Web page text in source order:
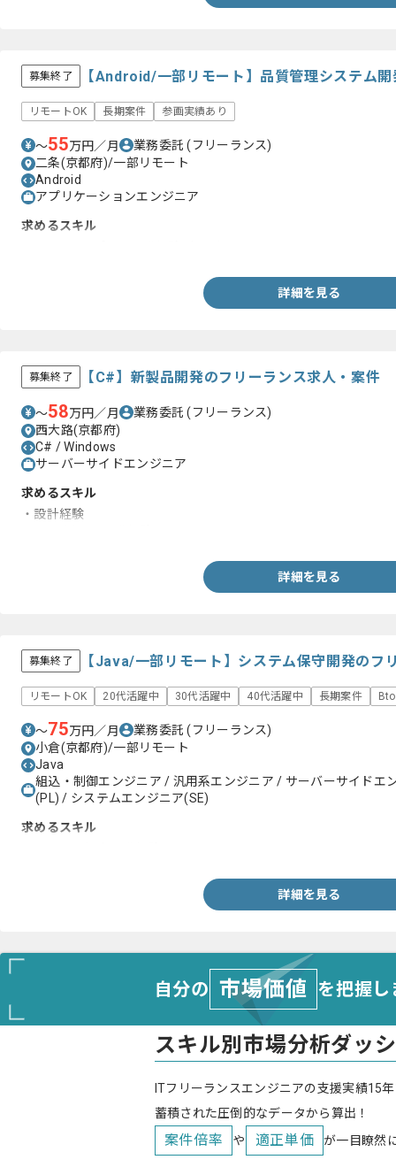
募集終了 【Android/一部リモート】品質管理システム
リモートOK 長期案件 参画実績あり
〜55万円／月 業務委託(フリーランス)
二条(京都府)/一部リモート
Android
アプリケーションエンジニア
求めるスキル
詳細を見る
募集終了 【C#】新製品開発のフリーランス求人・案件
〜58万円／月 業務委託(フリーランス)
西大路(京都府)
C# / Windows
サーバーサイドエンジニア
求めるスキル
・設計経験
詳細を見る
募集終了 【Java/一部リモート】システム保守開発のフ
リモートOK 20代活躍中 30代活躍中 40代活躍中 長期案件
〜75万円／月 業務委託(フリーランス)
小倉(京都府)/一部リモート
Java
組込・制御エンジニア / 汎用系エンジニア / サーバーサイドエ
(PL) / システムエンジニア(SE)
求めるスキル
詳細を見る
自分の 市場価値 を把握
スキル別市場分析ダッ
ITフリーランスエンジニアの支援実績15
蓄積された圧倒的なデータから算出！
案件倍率 や 適正単価 が一目瞭然